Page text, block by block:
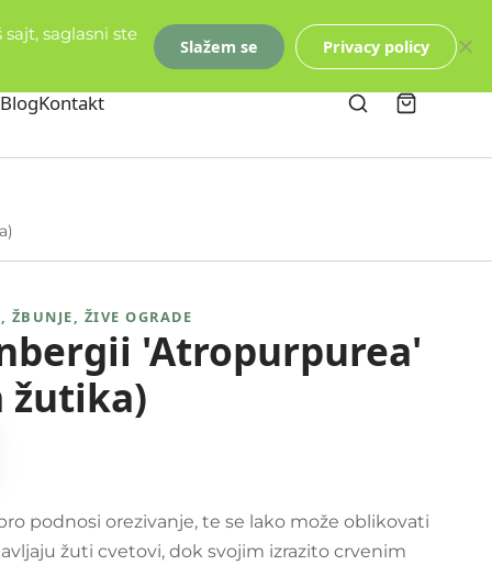
BlogKontakt
, ŽBUNJE, ŽIVE OGRADE
'Atropurpurea'
žutika)
podnosi orezivanje, te se lako može oblikovati
žuti cvetovi, dok svojim izrazito crvenim
saglasni ste
Slažem se Privacy policy